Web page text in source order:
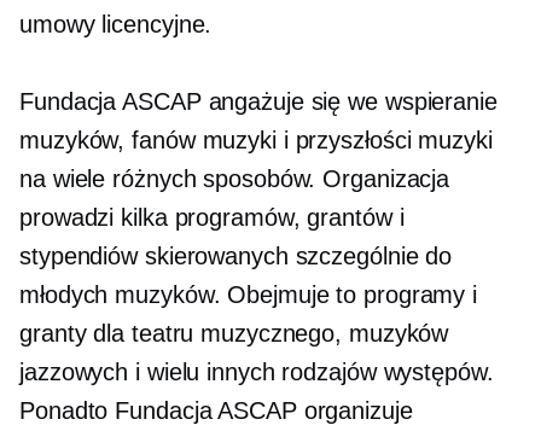
umowy licencyjne.
Fundacja ASCAP angażuje się we wspieranie
muzyków, fanów muzyki i przyszłości muzyki
na wiele różnych sposobów. Organizacja
prowadzi kilka programów, grantów i
stypendiów skierowanych szczególnie do
młodych muzyków. Obejmuje to programy i
granty dla teatru muzycznego, muzyków
jazzowych i wielu innych rodzajów występów.
Ponadto Fundacja ASCAP organizuje